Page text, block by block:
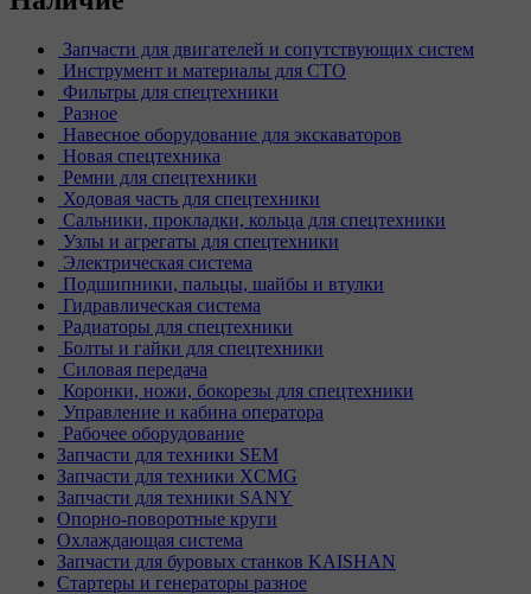
Запчасти для двигателей и сопутствующих систем
Инструмент и материалы для СТО
Фильтры для спецтехники
Разное
Навесное оборудование для экскаваторов
Новая спецтехника
Ремни для спецтехники
Ходовая часть для спецтехники
Сальники, прокладки, кольца для спецтехники
Узлы и агрегаты для спецтехники
Электрическая система
Подшипники, пальцы, шайбы и втулки
Гидравлическая система
Радиаторы для спецтехники
Болты и гайки для спецтехники
Силовая передача
Коронки, ножи, бокорезы для спецтехники
Управление и кабина оператора
Рабочее оборудование
Запчасти для техники SEM
Запчасти для техники XCMG
Запчасти для техники SANY
Опорно-поворотные круги
Охлаждающая система
Запчасти для буровых станков KAISHAN
Стартеры и генераторы разное